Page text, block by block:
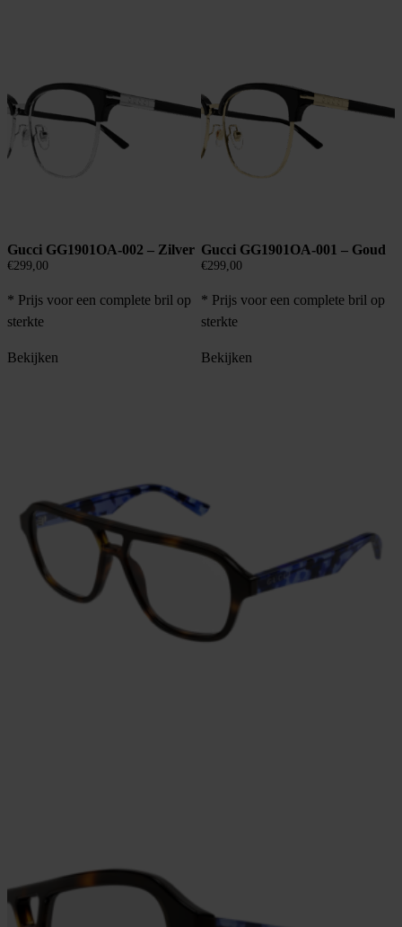
Gucci GG1901OA-002 – Zilver
€299,00
* Prijs voor een complete bril op
sterkte
Bekijken
Gucci GG1901OA-001 – Goud
€299,00
* Prijs voor een complete bril op
sterkte
Bekijken